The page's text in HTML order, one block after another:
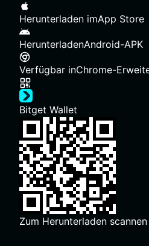
Herunterladen imApp Store
HerunterladenAndroid-APK
Verfügbar inChrome-
Bitget Wallet
Zum Herunterladen scannen